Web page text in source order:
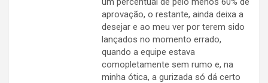
aprovação, o restante, ainda deixa a
desejar e ao meu ver por terem sido
lançados no momento errado,
quando a equipe estava
comopletamente sem rumo e, na
minha ótica, a gurizada só dá certo